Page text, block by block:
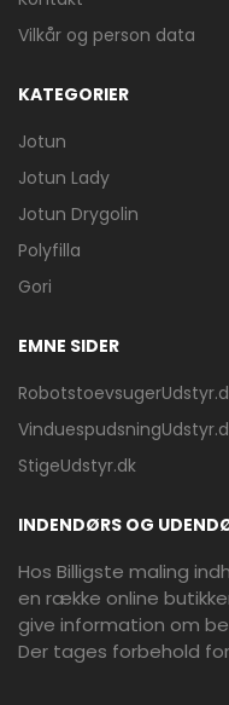
Vilkår og person data
KATEGORIER
Jotun
Jotun Lady
Jotun Drygolin
Polyfilla
Gori
EMNE SIDER
StigeUdstyr.dk
INDENDØRS OG
Hos Billigste maling
en række online
give information om
Der tages forbehold